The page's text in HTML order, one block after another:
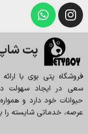
پت شاپ
فروشگاه پتی بوی با
سعی در ایجاد سهولت
حیوانات خود دارد و
عرصه، خدماتی شایسته را